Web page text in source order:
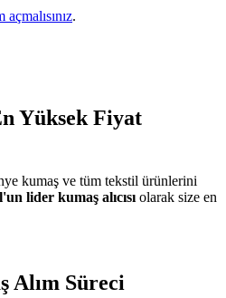
açmalısınız.
Yüksek Fiyat
kumaş ve tüm tekstil ürünlerini
lider kumaş alıcısı olarak size en
Alım Süreci